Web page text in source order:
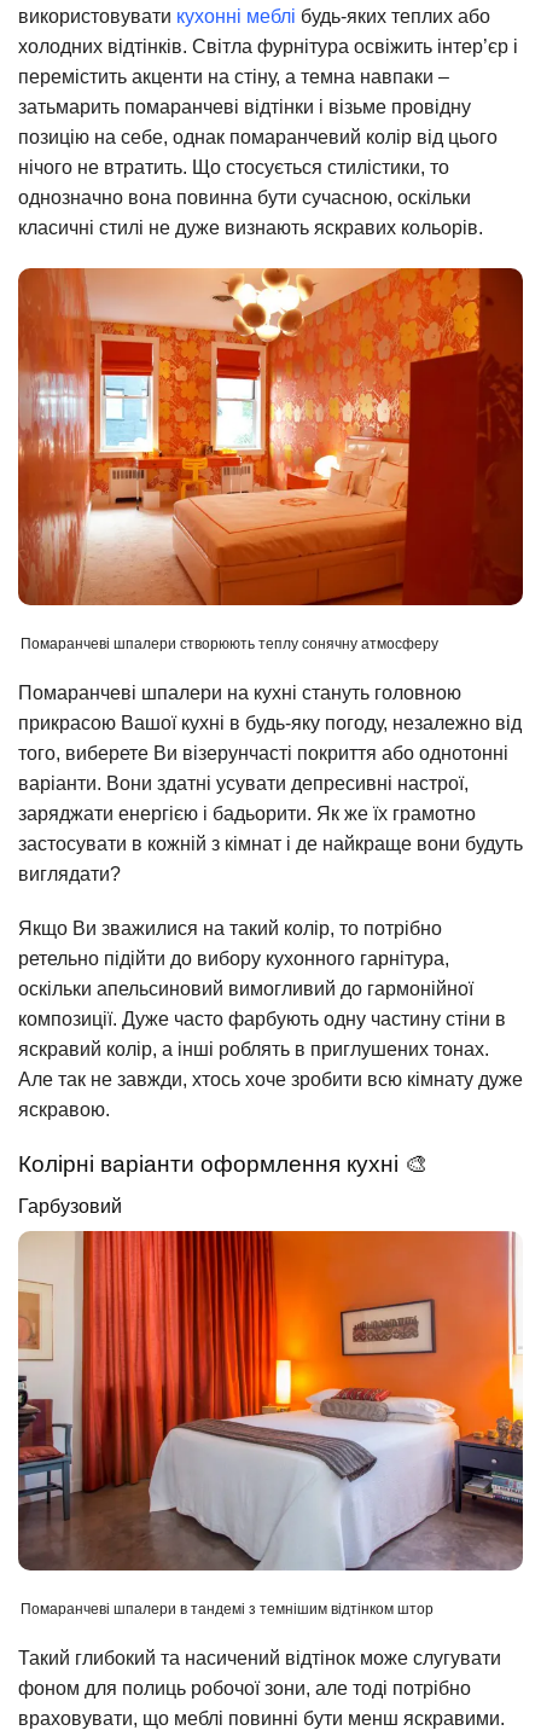
використовувати кухонні меблі будь-яких теплих або
холодних відтінків. Світла фурнітура освіжить інтер’єр і
перемістить акценти на стіну, а темна навпаки –
затьмарить помаранчеві відтінки і візьме провідну
позицію на себе, однак помаранчевий колір від цього
нічого не втратить. Що стосується стилістики, то
однозначно вона повинна бути сучасною, оскільки
класичні стилі не дуже визнають яскравих кольорів.
Помаранчеві шпалери створюють теплу сонячну атмосферу
Помаранчеві шпалери на кухні стануть головною
прикрасою Вашої кухні в будь-яку погоду, незалежно від
того, виберете Ви візерунчасті покриття або однотонні
варіанти. Вони здатні усувати депресивні настрої,
заряджати енергією і бадьорити. Як же їх грамотно
застосувати в кожній з кімнат і де найкраще вони будуть
виглядати?
Якщо Ви зважилися на такий колір, то потрібно
ретельно підійти до вибору кухонного гарнітура,
оскільки апельсиновий вимогливий до гармонійної
композиції. Дуже часто фарбують одну частину стіни в
яскравий колір, а інші роблять в приглушених тонах.
Але так не завжди, хтось хоче зробити всю кімнату дуже
яскравою.
Колірні варіанти оформлення кухні 🎨
Гарбузовий
Помаранчеві шпалери в тандемі з темнішим відтінком штор
Такий глибокий та насичений відтінок може слугувати
фоном для полиць робочої зони, але тоді потрібно
враховувати, що меблі повинні бути менш яскравими.